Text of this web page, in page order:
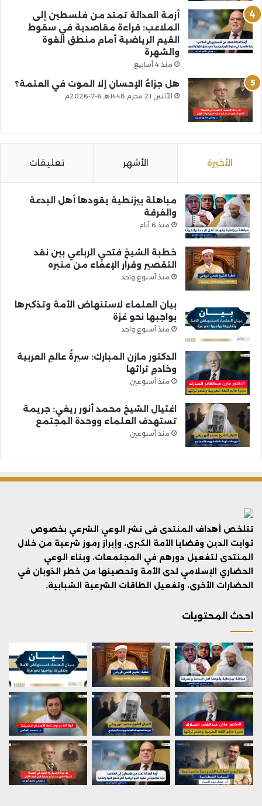
أزمة العدالة تمتد من فلسطين إلى
الملاعب: قراءة مقاصدية في سقوط
القيم الرياضية أمام منطق القوة
والشهرة
منذ 4 أسابيع
هل جزاءُ الإحسانِ إلا الموت في العتمة؟
الأثنين 21 محرم 1448هـ 6-7-2026م
الأخيرة الأشهر تعليقات
مباهلة بيزنطية يقودها أهل البدعة
والفرقة
منذ 6 أيام
خطبة الشيخ فتحي الرباعي بين نقد
التقصير وقرار الإعفاء من منبره
منذ أسبوع واحد
بيان العلماء لاستنهاض الأمة وتذكيرها
بواجبها نحو غزة
منذ أسبوع واحد
الدكتور مازن المبارك: سيرةُ عالمِ العربية
وخادمِ تراثها
منذ أسبوعين
اغتيال الشيخ محمد أنور ريغي: جريمة
تستهدف العلماء ووحدة المجتمع
منذ أسبوعين
تتلخص أهداف المنتدى فى نشر الوعي الشرعي بخصوص
ثوابت الدين وقضايا الأمة الكبرى، وإبراز رموز شرعية من خلال
المنتدى لتفعيل دورهم في المجتمعات، وبناء الوعي
الحضاري الإسلامي لدى الأمة وتحصينها من خطر الذوبان في
الحضارات الأخرى، وتفعيل الطاقات الشرعية الشبابية.
احدث المحتويات